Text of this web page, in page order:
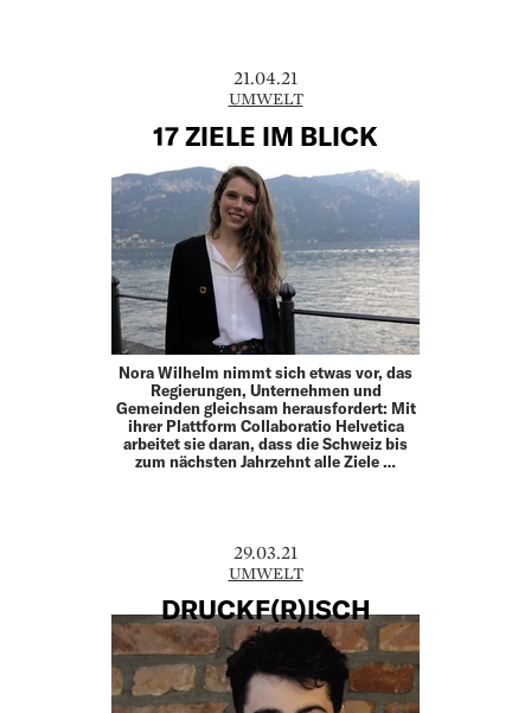
21.04.21
UMWELT
17 ZIELE IM BLICK
Nora Wilhelm nimmt sich etwas vor, das
Regierungen, Unternehmen und
Gemeinden gleichsam herausfordert: Mit
ihrer Plattform Collaboratio Helvetica
arbeitet sie daran, dass die Schweiz bis
zum nächsten Jahrzehnt alle Ziele …
29.03.21
UMWELT
DRUCKF(R)ISCH